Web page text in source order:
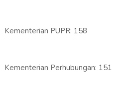
Kementerian PUPR: 158
Kementerian Perhubungan: 151